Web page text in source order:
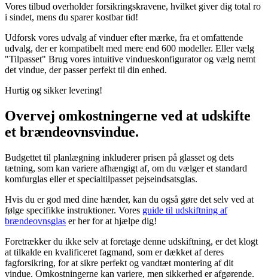
Vores tilbud overholder forsikringskravene, hvilket giver dig total ro
i sindet, mens du sparer kostbar tid!
Udforsk vores udvalg af vinduer efter mærke, fra et omfattende
udvalg, der er kompatibelt med mere end 600 modeller. Eller vælg
"Tilpasset" Brug vores intuitive vindueskonfigurator og vælg nemt
det vindue, der passer perfekt til din enhed.
Hurtig og sikker levering!
Overvej omkostningerne ved at udskifte
et brændeovnsvindue.
Budgettet til planlægning inkluderer prisen på glasset og dets
tætning, som kan variere afhængigt af, om du vælger et standard
komfurglas eller et specialtilpasset pejseindsatsglas.
Hvis du er god med dine hænder, kan du også gøre det selv ved at
følge specifikke instruktioner. Vores guide til udskiftning af
brændeovnsglas er her for at hjælpe dig!
Foretrækker du ikke selv at foretage denne udskiftning, er det klogt
at tilkalde en kvalificeret fagmand, som er dækket af deres
fagforsikring, for at sikre perfekt og vandtæt montering af dit
vindue. Omkostningerne kan variere, men sikkerhed er afgørende.